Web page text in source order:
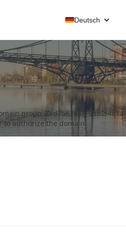
Deutsch
group ID d7567e38-9db2-4e1a-
to authorize the domain.